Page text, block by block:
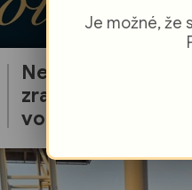
Nehoda ve
zraněné, ve
vozidlo s osobním
Je možné, že